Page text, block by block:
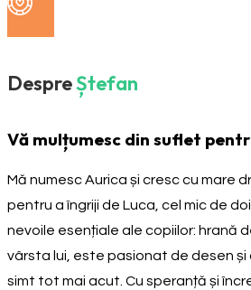
DespreȘtefan
Vă mulțumesc din suflet
Mă numesc Aurica și cresc cu mare
pentru a îngriji de Luca, cel mic de
nevoile esențiale ale copiilor: hrană
vârsta lui, este pasionat de desen și
simt tot mai acut. Cu speranță și